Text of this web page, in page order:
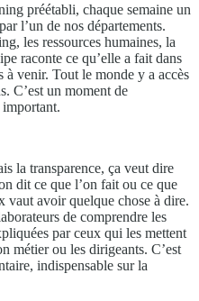
préétabli, chaque semaine un
l’un de nos départements.
les ressources humaines, la
raconte ce qu’elle a fait dans
à venir. Tout le monde y a accès
C’est un moment de
la transparence, ça veut dire
dit ce que l’on fait ou ce que
vaut avoir quelque chose à dire.
de comprendre les
par ceux qui les mettent
métier ou les dirigeants. C’est
indispensable sur la